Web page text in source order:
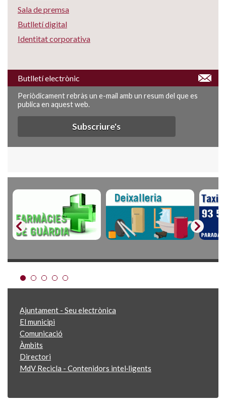
Sala de premsa
Butlletí digital
Identitat corporativa
Butlletí electrònic
Periòdicament rebràs un e-mail amb un resum del que es
publica en aquest web.
Subscriure's
Ajuntament - Seu electrònica
El municipi
Comunicació
Àmbits
Directori
MdV Recicla - Contenidors intel·ligents